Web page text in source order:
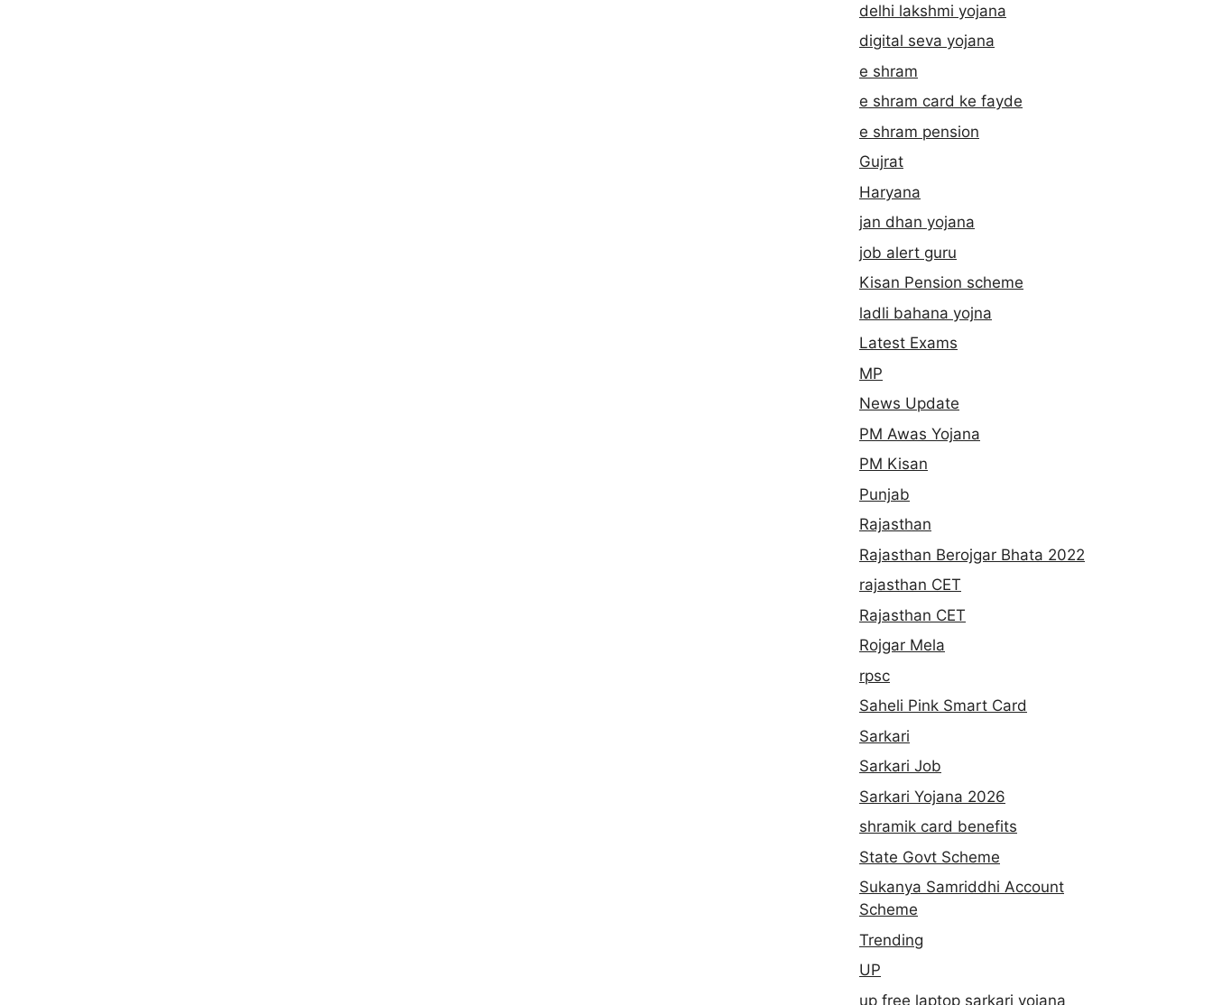
delhi lakshmi yojana
digital seva yojana
e shram
e shram card ke fayde
e shram pension
Gujrat
Haryana
jan dhan yojana
job alert guru
Kisan Pension scheme
ladli bahana yojna
Latest Exams
MP
News Update
PM Awas Yojana
PM Kisan
Punjab
Rajasthan
Rajasthan Berojgar Bhata 2022
rajasthan CET
Rajasthan CET
Rojgar Mela
rpsc
Saheli Pink Smart Card
Sarkari
Sarkari Job
Sarkari Yojana 2026
shramik card benefits
State Govt Scheme
Sukanya Samriddhi Account
Scheme
Trending
UP
up free laptop sarkari yojana